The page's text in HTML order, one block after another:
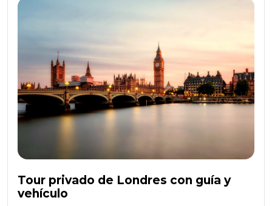
Tour privado de Londres con guía y
vehículo